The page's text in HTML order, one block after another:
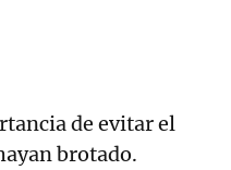
de evitar el
brotado.